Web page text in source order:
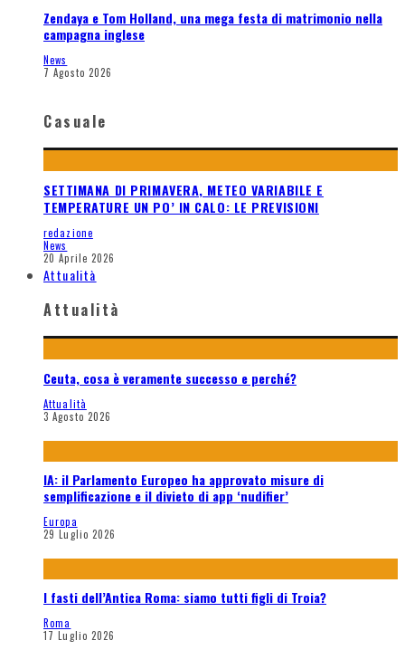
Zendaya e Tom Holland, una mega festa di matrimonio nella
campagna inglese
News
7 Agosto 2026
Casuale
SETTIMANA DI PRIMAVERA, METEO VARIABILE E
TEMPERATURE UN PO’ IN CALO: LE PREVISIONI
redazione
News
20 Aprile 2026
Attualità
Attualità
Ceuta, cosa è veramente successo e perché?
Attualità
3 Agosto 2026
IA: il Parlamento Europeo ha approvato misure di
semplificazione e il divieto di app ‘nudifier’
Europa
29 Luglio 2026
I fasti dell’Antica Roma: siamo tutti figli di Troia?
Roma
17 Luglio 2026